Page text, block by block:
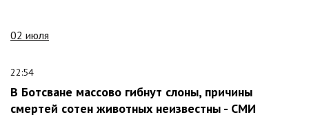
02 июля
22:54
В Ботсване массово гибнут слоны, причины
смертей сотен животных неизвестны - СМИ